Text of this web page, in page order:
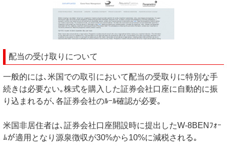
配当の受け取りについて
一般的には､米国での取引において配当の受取りに特別な手
続きは必要ない｡株式を購入した証券会社口座に自動的に振
り込まれるが､各証券会社のﾙｰﾙ確認が必要｡
米国非居住者は､証券会社口座開設時に提出したW-8BENﾌｫｰ
ﾑが適用となり源泉徴収が30%から10%に減税される｡